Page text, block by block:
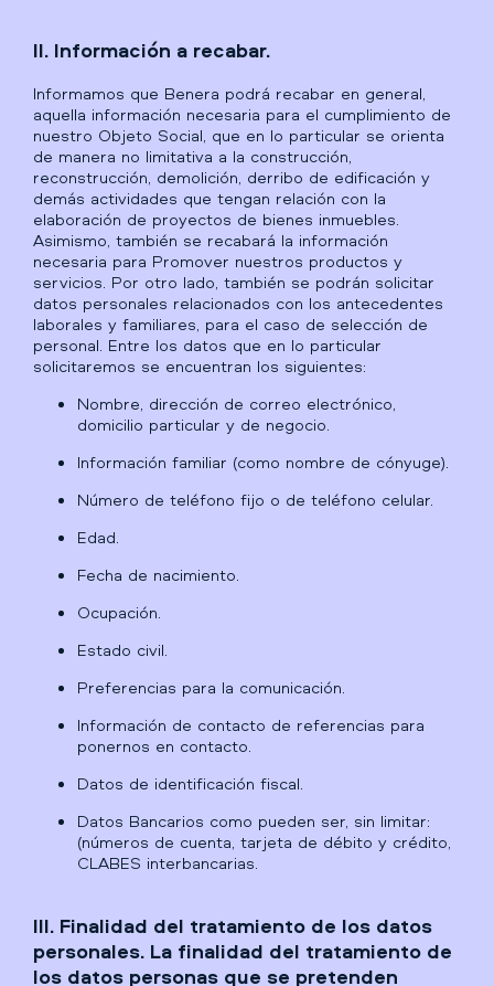
II. Información a recabar.
Informamos que Benera podrá recabar en general,
aquella información necesaria para el cumplimiento de
nuestro Objeto Social, que en lo particular se orienta
de manera no limitativa a la construcción,
reconstrucción, demolición, derribo de edificación y
demás actividades que tengan relación con la
elaboración de proyectos de bienes inmuebles.
Asimismo, también se recabará la información
necesaria para Promover nuestros productos y
servicios. Por otro lado, también se podrán solicitar
datos personales relacionados con los antecedentes
laborales y familiares, para el caso de selección de
personal. Entre los datos que en lo particular
solicitaremos se encuentran los siguientes:
Nombre, dirección de correo electrónico,
domicilio particular y de negocio.
Información familiar (como nombre de cónyuge).
Número de teléfono fijo o de teléfono celular.
Edad.
Fecha de nacimiento.
Ocupación.
Estado civil.
Preferencias para la comunicación.
Información de contacto de referencias para
ponernos en contacto.
Datos de identificación fiscal.
Datos Bancarios como pueden ser, sin limitar:
(números de cuenta, tarjeta de débito y crédito,
CLABES interbancarias.
III. Finalidad del tratamiento de los datos
personales. La finalidad del tratamiento de
los datos personas que se pretenden